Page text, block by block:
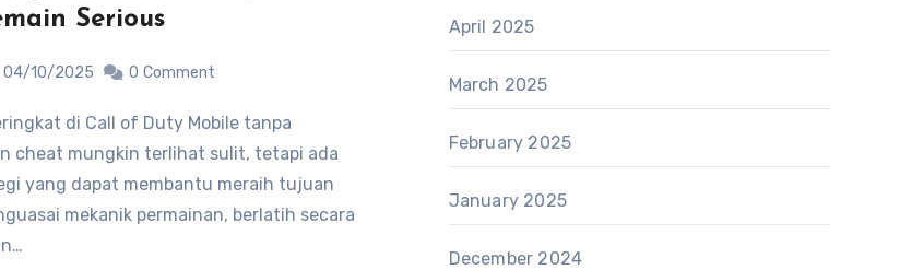
Serious
04/10/2025 0 Comment
cheat mungkin terlihat sulit, tetapi ada
yang dapat membantu meraih tujuan
mekanik permainan, berlatih secara
April 2025
March 2025
February 2025
January 2025
December 2024